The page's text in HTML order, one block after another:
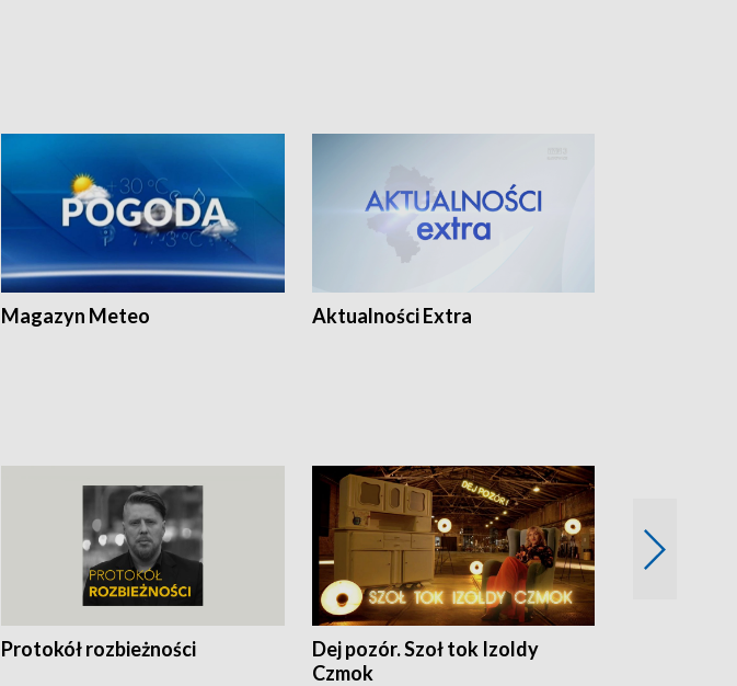
Magazyn Meteo Aktualności Extra
Protokół rozbieżności
Dej pozór. Szoł tok Izoldy
Czmok